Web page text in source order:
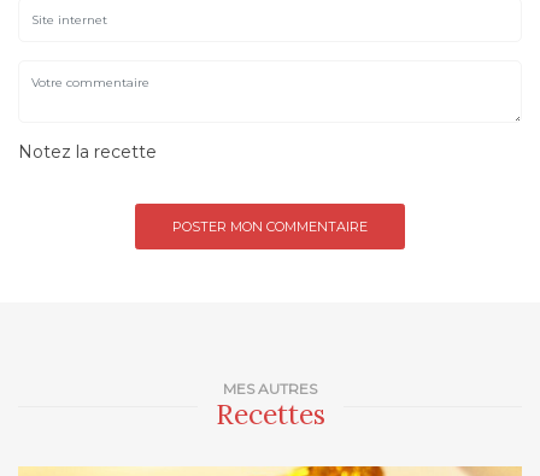
MES AUTRES
Recettes
Notez la recette